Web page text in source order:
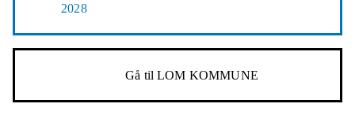
2028
Gå tilLOM KOMMUNE